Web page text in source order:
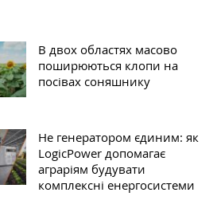
В двох областях масово
поширюються клопи на
посівах соняшнику
Не генератором єдиним: як
LogicPower допомагає
аграріям будувати
комплексні енергосистеми